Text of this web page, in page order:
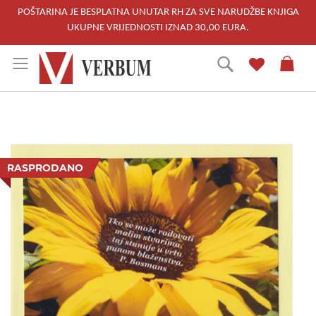
POŠTARINA JE BESPLATNA UNUTAR RH ZA SVE NARUDŽBE KNJIGA
UKUPNE VRIJEDNOSTI IZNAD 30,00 EURA.
to
Content
Traži
to
the
end
the
images
gallery
RASPRODANO